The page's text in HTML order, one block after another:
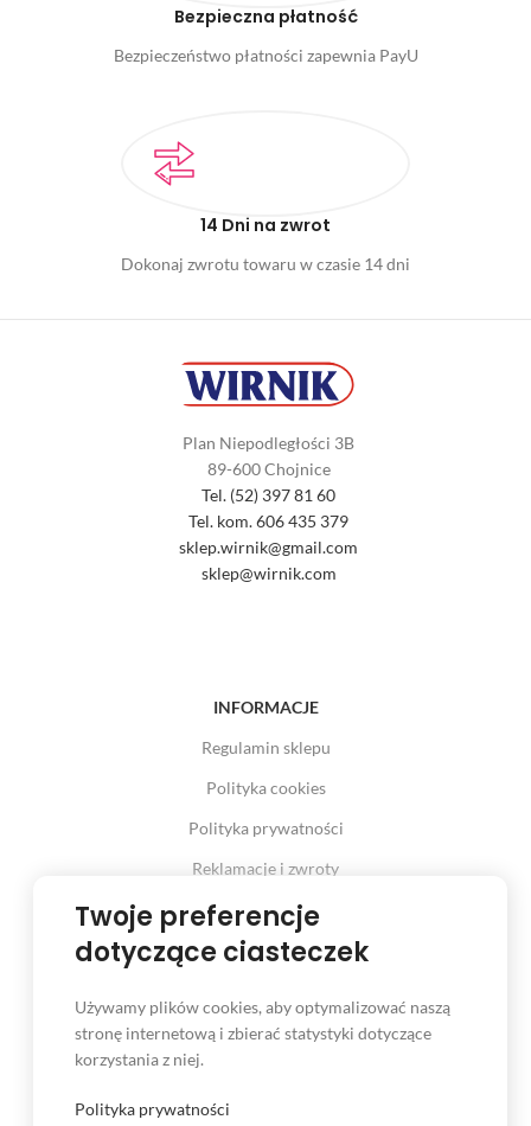
Bezpieczna płatność
Bezpieczeństwo płatności zapewnia PayU
14 Dni na zwrot
Dokonaj zwrotu towaru w czasie 14 dni
Plan Niepodległości 3B
89-600 Chojnice
Tel. (52) 397 81 60
Tel. kom. 606 435 379
sklep.wirnik@gmail.com
sklep@wirnik.com
INFORMACJE
Regulamin sklepu
Polityka cookies
Polityka prywatności
Reklamacje i zwroty
Prawo odstąpienia od umowy
INFORMACJE
Twoje preferencje
dotyczące ciasteczek
Używamy plików cookies, aby optymalizować naszą
stronę internetową i zbierać statystyki dotyczące
korzystania z niej.
Polityka prywatności